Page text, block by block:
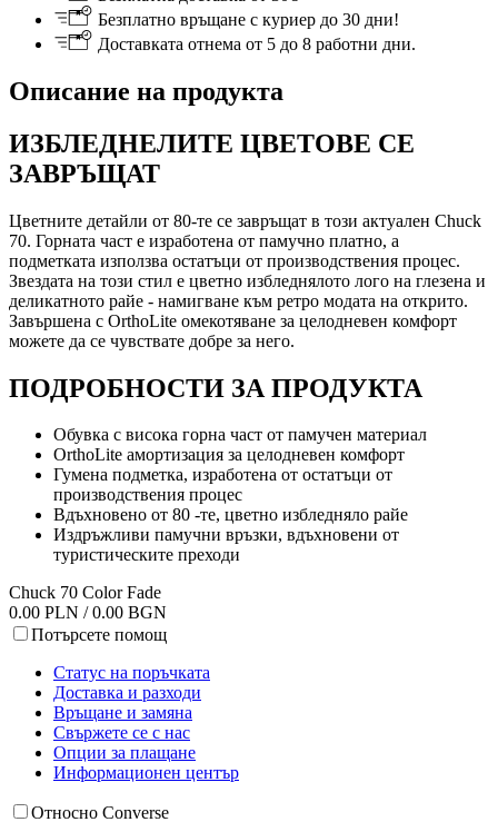
Безплатно връщане с куриер до 30 дни!
Доставката отнема от 5 до 8 работни дни.
Описание на продукта
ИЗБЛЕДНЕЛИТЕ ЦВЕТОВЕ СЕ
ЗАВРЪЩАТ
Цветните детайли от 80-те се завръщат в този актуален Chuck
70. Горната част е изработена от памучно платно, а
подметката използва остатъци от производствения процес.
Звездата на този стил е цветно избледнялото лого на глезена и
деликатното райе - намигване към ретро модата на открито.
Завършена с OrthoLite омекотяване за целодневен комфорт
можете да се чувствате добре за него.
ПОДРОБНОСТИ ЗА ПРОДУКТА
Обувка с висока горна част от памучен материал
OrthoLite амортизация за целодневен комфорт
Гумена подметка, изработена от остатъци от
производствения процес
Вдъхновено от 80 -те, цветно избледняло райе
Издръжливи памучни връзки, вдъхновени от
туристическите преходи
Chuck 70 Color Fade
0.00 PLN / 0.00 BGN
Потърсете помощ
Статус на поръчката
Доставка и разходи
Връщане и замяна
Свържете се с нас
Опции за плащане
Информационен център
Относно Converse